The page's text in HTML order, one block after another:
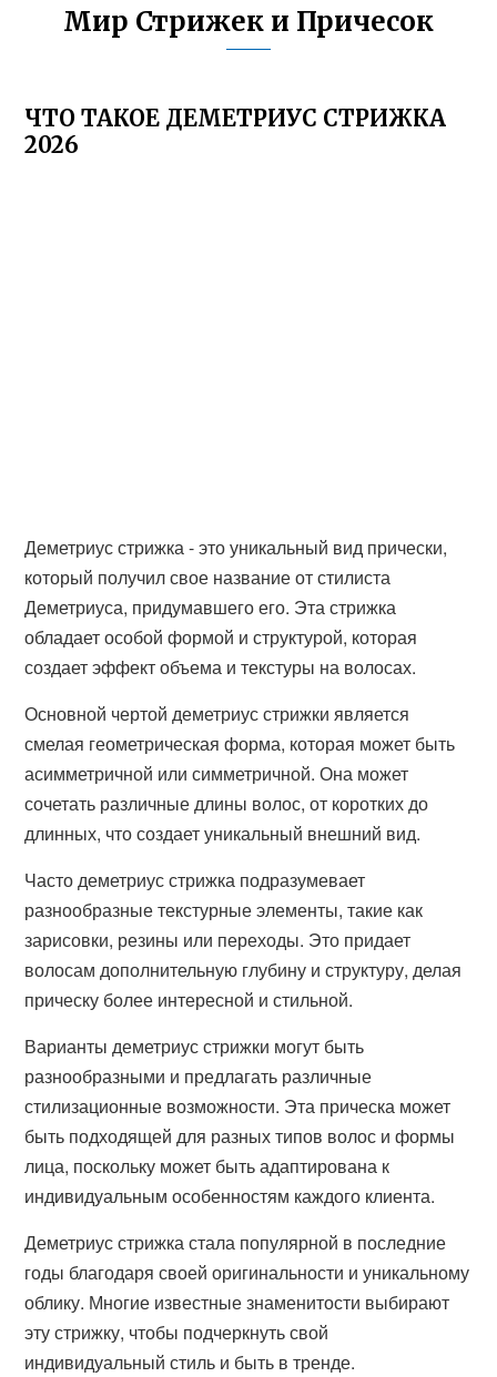
Мир Стрижек и Причесок
ЧТО ТАКОЕ ДЕМЕТРИУС СТРИЖКА
2026
Деметриус стрижка - это уникальный вид прически,
который получил свое название от стилиста
Деметриуса, придумавшего его. Эта стрижка
обладает особой формой и структурой, которая
создает эффект объема и текстуры на волосах.
Основной чертой деметриус стрижки является
смелая геометрическая форма, которая может быть
асимметричной или симметричной. Она может
сочетать различные длины волос, от коротких до
длинных, что создает уникальный внешний вид.
Часто деметриус стрижка подразумевает
разнообразные текстурные элементы, такие как
зарисовки, резины или переходы. Это придает
волосам дополнительную глубину и структуру, делая
прическу более интересной и стильной.
Варианты деметриус стрижки могут быть
разнообразными и предлагать различные
стилизационные возможности. Эта прическа может
быть подходящей для разных типов волос и формы
лица, поскольку может быть адаптирована к
индивидуальным особенностям каждого клиента.
Деметриус стрижка стала популярной в последние
годы благодаря своей оригинальности и уникальному
облику. Многие известные знаменитости выбирают
эту стрижку, чтобы подчеркнуть свой
индивидуальный стиль и быть в тренде.